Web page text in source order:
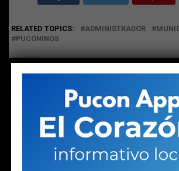
RELATED TOPICS: ADMINISTRADOR
PUCONINOS
TAMBIEN
Mesa de Trabajo por Vivienda Social
Kevin Contreras en primer día de juicio
profesor: “Sé que soy inocente al
están acusando”